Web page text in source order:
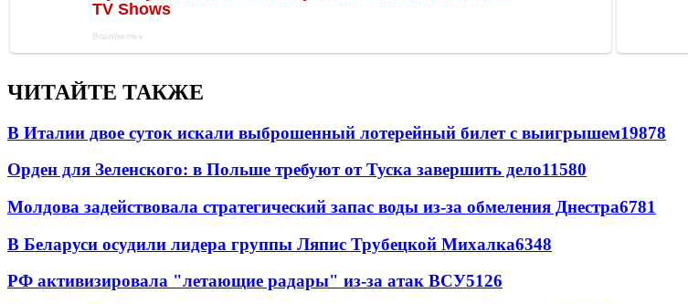
ЧИТАЙТЕ ТАКЖЕ
В Италии двое суток искали выброшенный лотерейный билет с выигрышем19878
Орден для Зеленского: в Польше требуют от Туска завершить дело11580
Молдова задействовала стратегический запас воды из-за обмеления Днестра6781
В Беларуси осудили лидера группы Ляпис Трубецкой Михалка6348
РФ активизировала "летающие радары" из-за атак ВСУ5126